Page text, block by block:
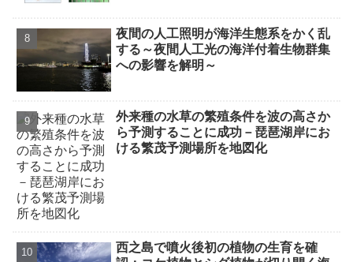
夜間の人工照明が海洋生態系をかく乱
する～夜間人工光の海洋付着生物群集
への影響を解明～
外来種の水草の繁殖条件を波の高さか
ら予測することに成功－琵琶湖岸にお
ける繁茂予測場所を地図化
西之島で噴火後初の植物の生育を確